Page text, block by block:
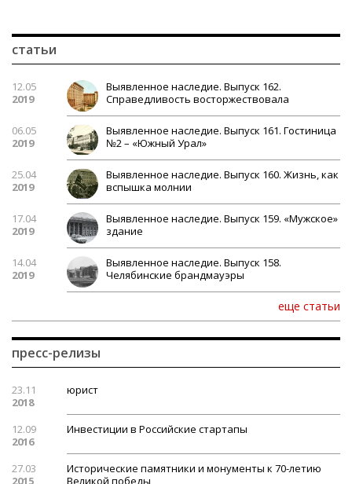
статьи
12.05
2019
Выявленное наследие. Выпуск 162.
Справедливость восторжествовала
06.05
2019
Выявленное наследие. Выпуск 161. Гостиница
№2 – «Южный Урал»
25.04
2019
Выявленное наследие. Выпуск 160. Жизнь, как
вспышка молнии
17.04
2019
Выявленное наследие. Выпуск 159. «Мужское»
здание
14.04
2019
Выявленное наследие. Выпуск 158.
Челябинские брандмауэры
еще статьи
пресс-релизы
23.11
2018
юрист
12.09
2016
Инвестиции в Российские стартапы
27.03
2015
Исторические памятники и монументы к 70-летию
Великой победы